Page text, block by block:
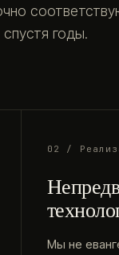
годы.
02 /
Мы не